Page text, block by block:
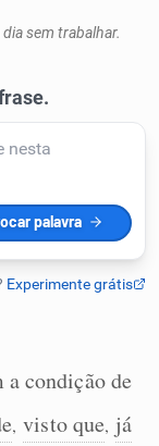
sem trabalhar.
a condição de
, visto que, já